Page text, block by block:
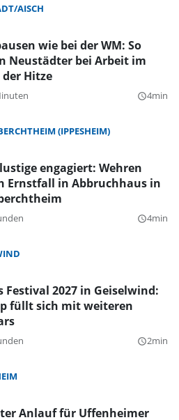
AISCH
wie bei der WM: So
Neustädter bei Arbeit im
der Hitze
query_builder4min
(IPPESHEIM)
engagiert: Wehren
Ernstfall in Abbruchhaus in
query_builder4min
Festival 2027 in Geiselwind:
füllt sich mit weiteren
query_builder2min
Anlauf für Uffenheimer